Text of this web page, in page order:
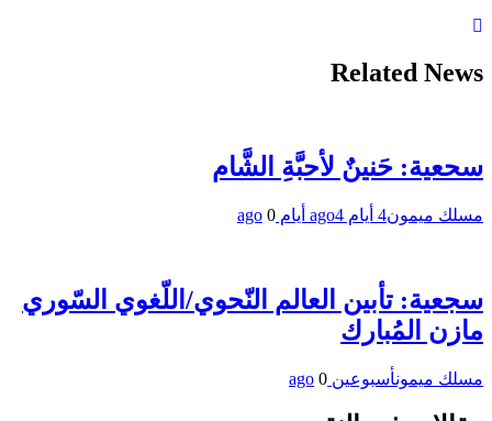
Related News
سحعية: حَنينٌ لأحبَّةِ الشَّام
مسلك ميمون4 أيام ago 4 أيام ago 0
سجعية: تأبين العالم النّحوي/اللّغوي السّوري
مازن المُبارك
مسلك ميمونأسبوعين ago 0